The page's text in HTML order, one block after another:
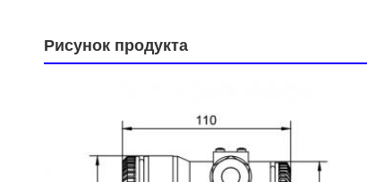
Рисунок продукта